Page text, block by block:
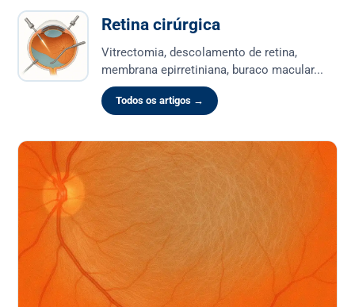
Retina cirúrgica
Vitrectomia, descolamento de retina,
membrana epirretiniana, buraco macular...
Todos os artigos →